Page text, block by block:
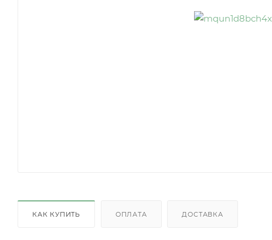
КАК КУПИТЬ ОПЛАТА ДОСТАВКА